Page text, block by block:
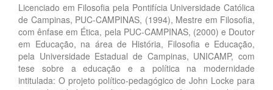
Licenciado em Filosofia pela Pontifícia Universidade Católica
de Campinas, PUC-CAMPINAS, (1994), Mestre em Filosofia,
com ênfase em Ética, pela PUC-CAMPINAS, (2000) e Doutor
em Educação, na área de História, Filosofia e Educação,
pela Universidade Estadual de Campinas, UNICAMP, com
tese sobre a educação e a política na modernidade
intitulada: O projeto político-pedagógico de John Locke para